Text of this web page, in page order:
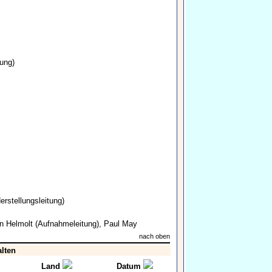
Helmolt(Aufnahmeleitung), Paul May
nach oben
Land
Datum